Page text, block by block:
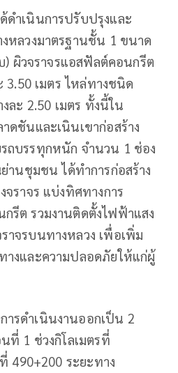
ดำเนินการปรับปรุงและ
หลวงมาตรฐานชั้น 1 ขนาด
) ผิวจราจรแอสฟัลต์คอนกรีต
3.50 เมตร ไหล่ทางชนิด
ละ 2.50 เมตร ทั้งนี้ใน
ดชันและเนินเขาก่อสร้าง
ถบรรทุกหนัก จำนวน 1 ช่อง
านชุมชน ได้ทำการก่อสร้าง
ราจร แบ่งทิศทางการ
รีต รวมงานติดตั้งไฟฟ้าแสง
จรบนทางหลวง เพื่อเพิ่ม
างและความปลอดภัยให้แก่ผู้
ารดำเนินงานออกเป็น 2
ที่ 1 ช่วงกิโลเมตรที่
490+200 ระยะทาง